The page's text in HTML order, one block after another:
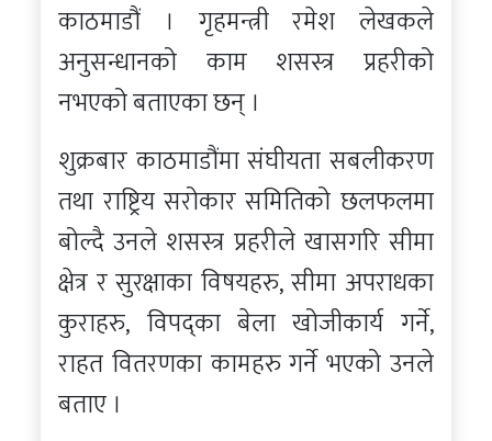
काठमाडौं । गृहमन्त्री रमेश लेखकले
अनुसन्धानको काम शसस्त्र प्रहरीको
नभएको बताएका छन् ।
शुक्रबार काठमाडौंमा संघीयता सबलीकरण
तथा राष्ट्रिय सरोकार समितिको छलफलमा
बोल्दै उनले शसस्त्र प्रहरीले खासगरि सीमा
क्षेत्र र सुरक्षाका विषयहरु, सीमा अपराधका
कुराहरु, विपद्का बेला खोजीकार्य गर्ने,
राहत वितरणका कामहरु गर्ने भएको उनले
बताए ।